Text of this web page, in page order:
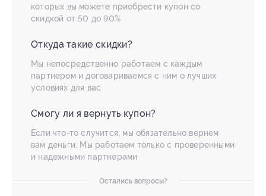
которых вы можете приобрести купон со
скидкой от 50 до 90%
Откуда такие скидки?
Мы непосредственно работаем с каждым
партнером и договариваемся с ним о лучших
условиях для вас
Смогу ли я вернуть купон?
Если что-то случится, мы обязательно вернем
вам деньги. Мы работаем только с проверенными
и надежными партнерами
Остались вопросы?